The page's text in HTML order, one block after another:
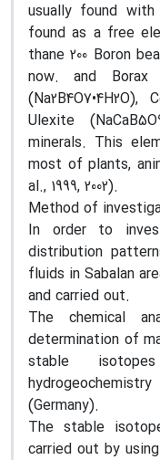
usually found with
found as a free
thane 200 Boron
now. and Borax
(Na2B4O7•4H2O),
Ulexite
minerals. This
most of plants,
al., 1999, 2002).
Method of
In order to
distribution
fluids in Sabalan
and carried out.
The chemical
determination of
stable
(Germany).
The stable
carried out by